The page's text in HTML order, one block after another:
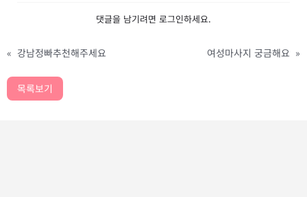
댓글을 남기려면 로그인하세요.
« 강남정빠추천해주세요 여성마사지 궁금해요 »
목록보기